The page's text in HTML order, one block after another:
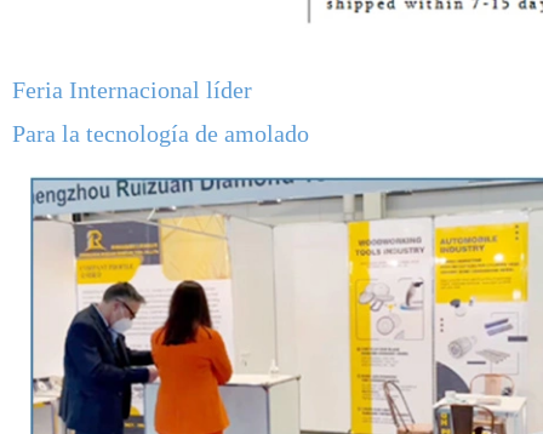
Feria Internacional líder
Para la tecnología de amolado